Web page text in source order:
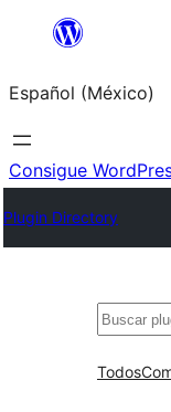
Saltar
contenido
Español (México)
Consigue
Plugin Directory
Buscar
Todos